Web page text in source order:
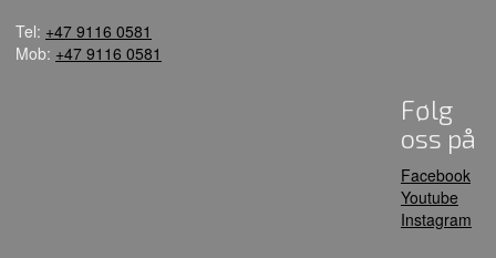
Tel: +47 9116 0581
Mob: +47 9116 0581
Følg
oss på
Facebook
Youtube
Instagram